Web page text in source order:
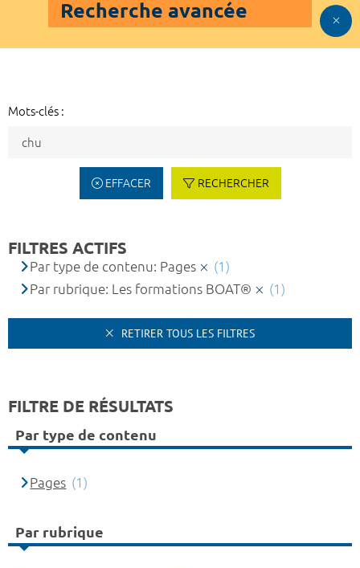
Recherche avancée
Mots-clés :
EFFACER RECHERCHER
FILTRES ACTIFS
Par type de contenu: Pages
(1)
Par rubrique: Les formations BOAT®
(1)
RETIRER TOUS LES FILTRES
FILTRE DE RÉSULTATS
Par type de contenu
Pages (1)
Par rubrique